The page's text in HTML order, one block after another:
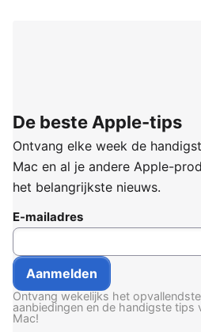
De beste Apple-tips
Ontvang elke week de
Mac en al je andere Apple-
het belangrijkste nieuws.
E-mailadres
Ontvang wekelijks het
aanbiedingen en de handigste tips
Mac!